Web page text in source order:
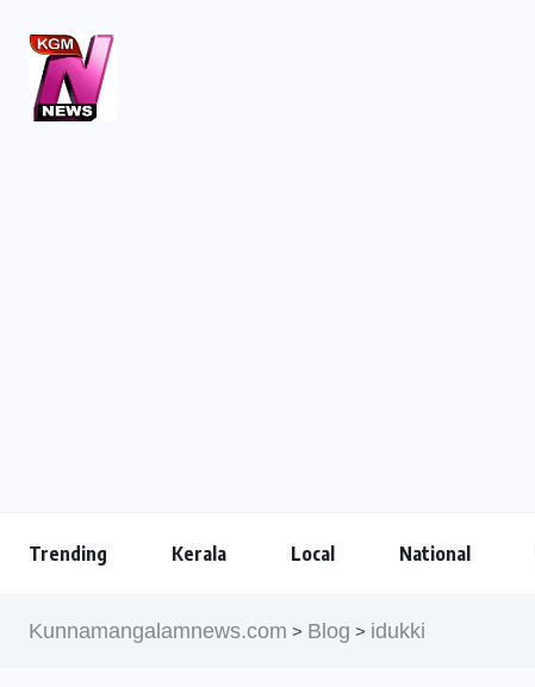
Trending Kerala Local National
Kunnamangalamnews.com > Blog > idukki